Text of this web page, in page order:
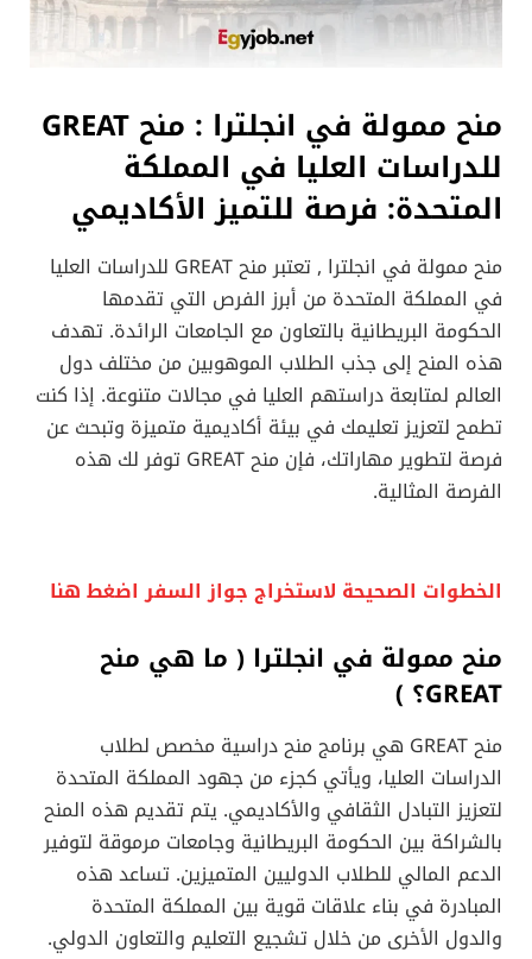
منح ممولة في انجلترا : منح GREAT
للدراسات العليا في المملكة
المتحدة: فرصة للتميز الأكاديمي
منح ممولة في انجلترا , تعتبر منح GREAT للدراسات العليا
في المملكة المتحدة من أبرز الفرص التي تقدمها
الحكومة البريطانية بالتعاون مع الجامعات الرائدة. تهدف
هذه المنح إلى جذب الطلاب الموهوبين من مختلف دول
العالم لمتابعة دراستهم العليا في مجالات متنوعة. إذا كنت
تطمح لتعزيز تعليمك في بيئة أكاديمية متميزة وتبحث عن
فرصة لتطوير مهاراتك، فإن منح GREAT توفر لك هذه
الفرصة المثالية.
الخطوات الصحيحة لاستخراج جواز السفر اضغط هنا
منح ممولة في انجلترا ( ما هي منح
GREAT؟ )
منح GREAT هي برنامج منح دراسية مخصص لطلاب
الدراسات العليا، ويأتي كجزء من جهود المملكة المتحدة
لتعزيز التبادل الثقافي والأكاديمي. يتم تقديم هذه المنح
بالشراكة بين الحكومة البريطانية وجامعات مرموقة لتوفير
الدعم المالي للطلاب الدوليين المتميزين. تساعد هذه
المبادرة في بناء علاقات قوية بين المملكة المتحدة
والدول الأخرى من خلال تشجيع التعليم والتعاون الدولي.